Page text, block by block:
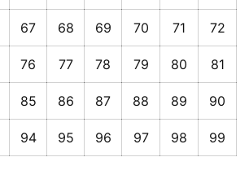
67 68 69 70 71 72
76 77 78 79 80 81
85 86 87 88 89 90
94 95 96 97 98 99